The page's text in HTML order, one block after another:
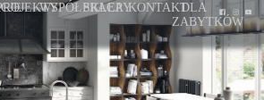
WSPÓŁPRACA
SKLEPYKONTAKTDLA
ZABYTKÓW